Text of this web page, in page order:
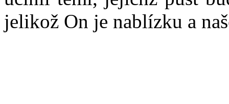
jelikož On je nablízku a